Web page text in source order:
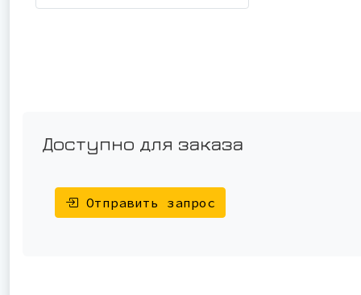
Доступно для заказа
Отправить запрос